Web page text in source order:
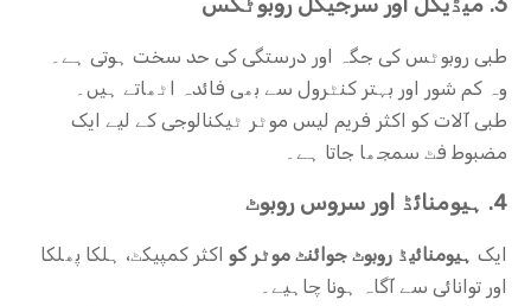
طبی روبوٹس کی جگہ اور درستگی کی حد سخت ہوتی ہے۔
وہ کم شور اور بہتر کنٹرول سے بھی فائدہ اٹھاتے ہیں۔
طبی آلات کو اکثر فریم لیس موٹر ٹیکنالوجی کے لیے ایک
مضبوط فٹ سمجھا جاتا ہے۔
4. ہیومنائڈ اور سروس روبوٹ
ایک ہیومنائیڈ روبوٹ جوائنٹ موٹر کو اکثر کمپیکٹ، ہلکا پھلکا
اور توانائی سے آگاہ ہونا چاہیے۔